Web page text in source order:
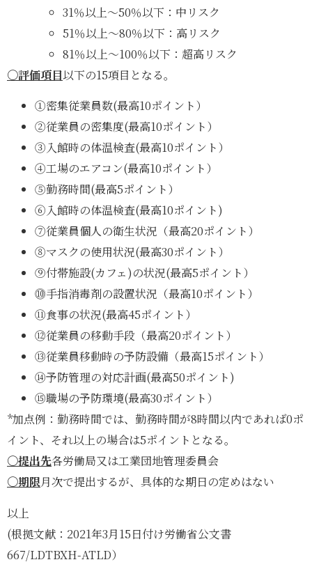
31％以上～50％以下：中リスク
51％以上～80％以下：高リスク
81％以上～100％以下：超高リスク
〇評価項目以下の15項目となる。
①密集従業員数(最高10ポイント）
②従業員の密集度(最高10ポイント）
③入館時の体温検査(最高10ポイント）
④工場のエアコン(最高10ポイント）
⑤勤務時間(最高5ポイント）
⑥入館時の体温検査(最高10ポイント)
⑦従業員個人の衛生状況（最高20ポイント）
⑧マスクの使用状況(最高30ポイント）
⑨付帯施設(カフェ)の状況(最高5ポイント）
⓾手指消毒剤の設置状況（最高10ポイント）
⑪食事の状況(最高45ポイント）
⑫従業員の移動手段（最高20ポイント）
⑬従業員移動時の予防設備（最高15ポイント）
⑭予防管理の対応計画(最高50ポイント)
⑮職場の予防環境(最高30ポイント）
*加点例：勤務時間では、勤務時間が8時間以内であれば0ポ
イント、それ以上の場合は5ポイントとなる。
〇提出先各労働局又は工業団地管理委員会
〇期限月次で提出するが、具体的な期日の定めはない
以上
(根拠文献：2021年3月15日付け労働省公文書
667/LDTBXH-ATLD）